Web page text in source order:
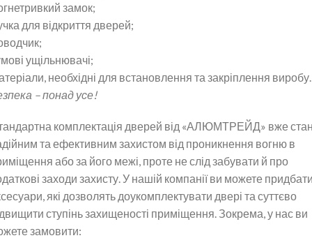
замок;
для відкриття дверей;
ущільнювачі;
необхідні для встановлення та закріплення виробу.
– понад усе!
комплектація дверей від «АЛЮМТРЕЙД» вже
та ефективним захистом від проникнення вогню в
або за його межі, проте не слід забувати й про
заходи захисту. У нашій компанії ви можете
які дозволять доукомплектувати двері та суттєво
ступінь захищеності приміщення. Зокрема, у нас ви
замовити: